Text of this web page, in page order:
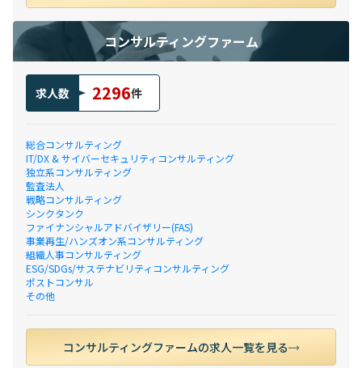
コンサルティングファーム
求人数 2296件
総合コンサルティング
IT/DX & サイバーセキュリティコンサルティング
独立系コンサルティング
監査法人
戦略コンサルティング
シンクタンク
ファイナンシャルアドバイザリー(FAS)
事業再生/ハンズオン系コンサルティング
組織人事コンサルティング
ESG/SDGs/サステナビリティコンサルティング
ポストコンサル
その他
コンサルティングファームの求人一覧を見る